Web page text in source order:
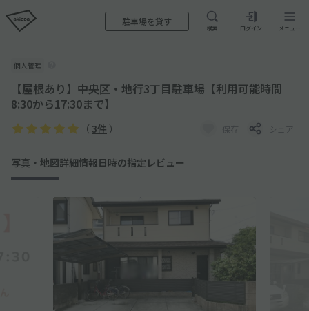
駐車場を貸す
検索 ログイン メニュー
個人管理
【屋根あり】中央区・地行3丁目駐車場【利用可能時間
8:30から17:30まで】
（ 3件 ） 保存 シェア
写真・地図詳細情報日時の指定 レビュー